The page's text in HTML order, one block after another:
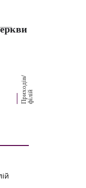
П
р
их
о
д
і
в
/
ф
і
л
ій